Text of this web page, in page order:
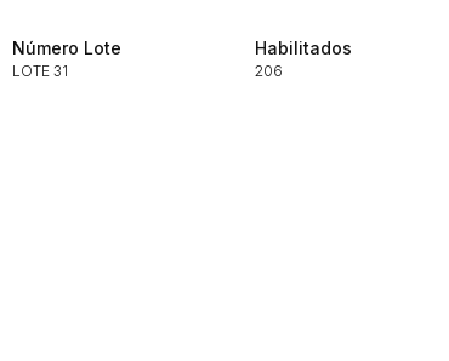
Número Lote
LOTE 31
Habilitados
206